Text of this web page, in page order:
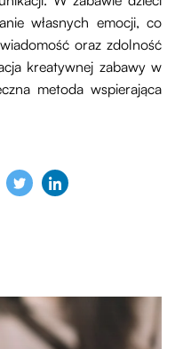
własnych emocji, co
oraz zdolność
kreatywnej zabawy w
metoda wspierająca